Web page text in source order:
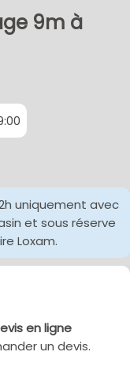
9m à
uniquement avec
et sous réserve
Loxam.
en ligne
un devis.